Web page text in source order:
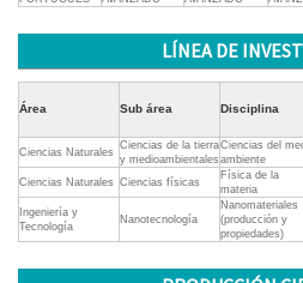
LÍNEA DE
Área Sub área Disciplina
Ciencias Naturales
Ciencias de la tierra
y medioambientales
Ciencias del
ambiente
Ciencias Naturales Ciencias físicas
Física de la
materia
Ingeniería y
Tecnología
Nanotecnología
Nanomateriales
(producción y
propiedades)